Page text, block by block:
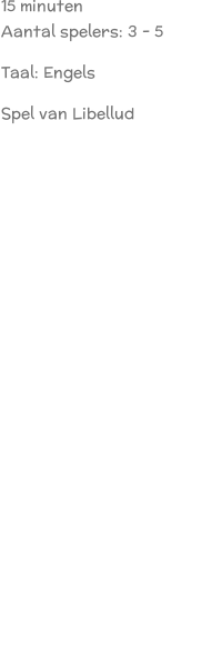
15 minuten
Aantal spelers: 3 - 5
Taal: Engels
Spel van Libellud